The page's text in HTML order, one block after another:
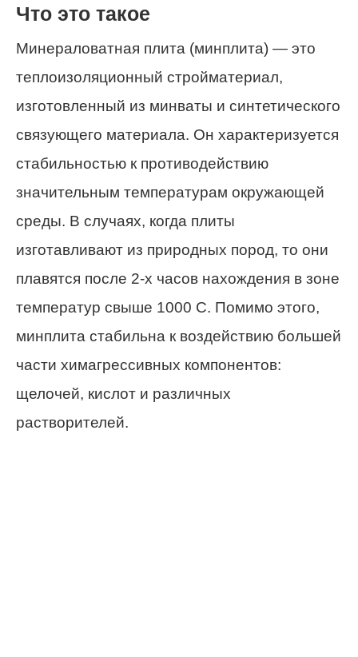
Что это такое
Минераловатная плита (минплита) — это
теплоизоляционный стройматериал,
изготовленный из минваты и синтетического
связующего материала. Он характеризуется
стабильностью к противодействию
значительным температурам окружающей
среды. В случаях, когда плиты
изготавливают из природных пород, то они
плавятся после 2-х часов нахождения в зоне
температур свыше 1000 С. Помимо этого,
минплита стабильна к воздействию большей
части химагрессивных компонентов:
щелочей, кислот и различных
растворителей.